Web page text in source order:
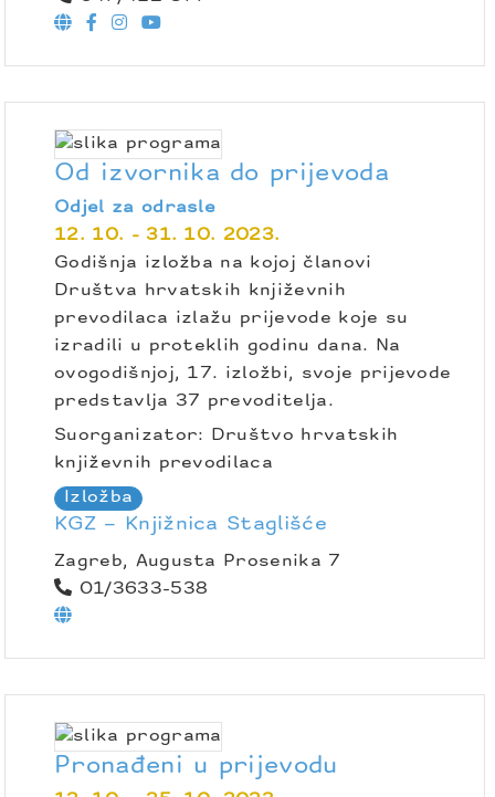
Od izvornika do prijevoda
Odjel za odrasle
12. 10. - 31. 10. 2023.
Godišnja izložba na kojoj članovi
Društva hrvatskih književnih
prevodilaca izlažu prijevode koje su
izradili u proteklih godinu dana. Na
ovogodišnjoj, 17. izložbi, svoje prijevode
predstavlja 37 prevoditelja.
Suorganizator: Društvo hrvatskih
književnih prevodilaca
Izložba
KGZ – Knjižnica Staglišće
Zagreb, Augusta Prosenika 7
01/3633-538
Pronađeni u prijevodu